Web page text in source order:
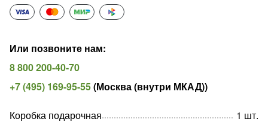
Или позвоните нам:
8 800 200-40-70
+7 (495) 169-95-55(Москва (внутри МКАД))
Коробка подарочная 1 шт.